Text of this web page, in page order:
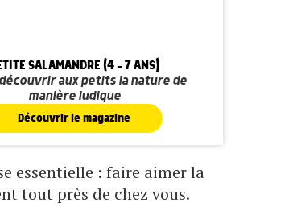
SALAMANDRE (4 - 7 ANS)
aux petits la nature de
manière ludique
Découvrir le magazine
essentielle : faire aimer la
tout près de chez vous.